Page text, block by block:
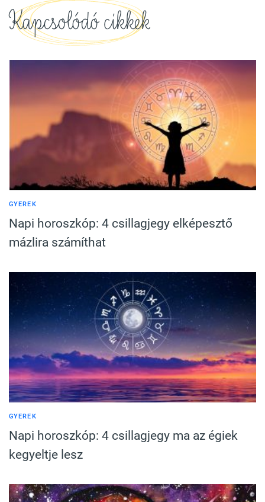
Kapcsolódó cikkek
GYEREK
Napi horoszkóp: 4 csillagjegy elképesztő
mázlira számíthat
GYEREK
Napi horoszkóp: 4 csillagjegy ma az égiek
kegyeltje lesz